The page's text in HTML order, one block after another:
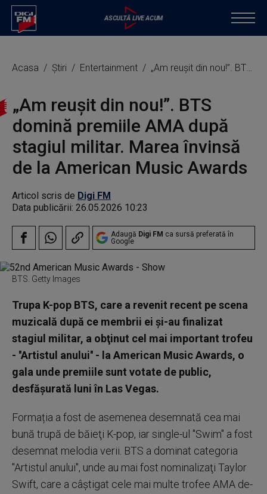
Acasa Știri Entertainment „Am reuşit din nou!”. BTS domină premiile AMA după stagiul militar. Marea învinsă de la American Music Awards
„Am reuşit din nou!”. BTS
domină premiile AMA după
stagiul militar. Marea învinsă
de la American Music Awards
Articol scris de Digi FM
Data publicării: 26.05.2026 10:23
Adaugă Digi FM ca sursă preferată în
Google
BTS. Getty Images
Trupa K-pop BTS, care a revenit recent pe scena
muzicală după ce membrii ei şi-au finalizat
stagiul militar, a obţinut cel mai important trofeu
- ''Artistul anului'' - la American Music Awards, o
gala unde premiile sunt votate de public,
desfăşurată luni în Las Vegas.
Formația a fost de asemenea desemnată cea mai
bună trupă de băieţi K-pop, iar single-ul ''Swim'' a fost
desemnat melodia verii. BTS a dominat categoria
"Artistul anului", unde au mai fost nominalizaţi Taylor
Swift, care a câştigat cele mai multe trofee AMA de-